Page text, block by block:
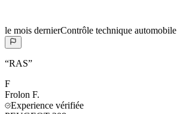
le mois dernierContrôle technique automobile
“RAS”
F
Frolon F.
Experience vérifiée